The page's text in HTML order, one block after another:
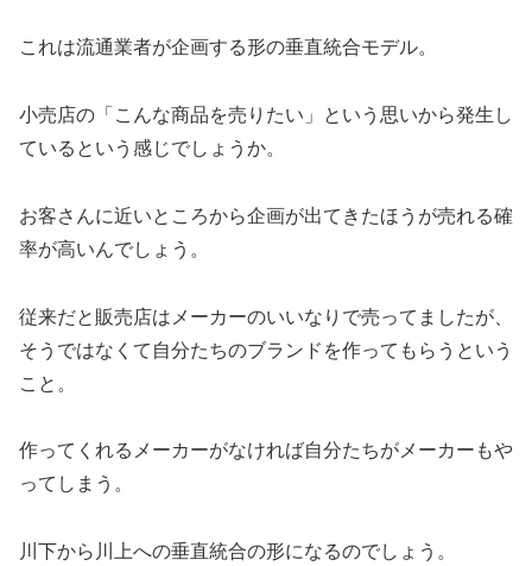
これは流通業者が企画する形の垂直統合モデル。
小売店の「こんな商品を売りたい」という思いから発生し
ているという感じでしょうか。
お客さんに近いところから企画が出てきたほうが売れる確
率が高いんでしょう。
従来だと販売店はメーカーのいいなりで売ってましたが、
そうではなくて自分たちのブランドを作ってもらうという
こと。
作ってくれるメーカーがなければ自分たちがメーカーもや
ってしまう。
川下から川上への垂直統合の形になるのでしょう。